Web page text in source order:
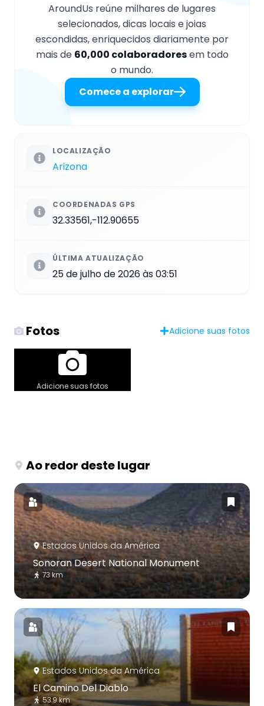
AroundUs reúne milhares de lugares
selecionados, dicas locais e joias
escondidas, enriquecidos diariamente por
mais de 60,000 colaboradoresem todo
o mundo.
Comece a explorar
LOCALIZAÇÃO
Arizona
COORDENADAS GPS
32.33561,-112.90655
ÚLTIMA ATUALIZAÇÃO
25 de julho de 2026 às 03:51
Fotos Adicione suas fotos
Adicione suas fotos
Ao redor deste lugar
Estados Unidos da América
Sonoran Desert National Monument
73 km
Estados Unidos da América
El Camino Del Diablo
53.9 km